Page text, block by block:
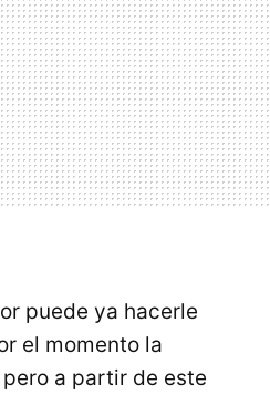
puede ya hacerle
el momento la
a partir de este